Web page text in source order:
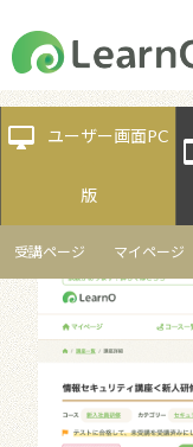
desktop_mac ユーザー画面PC
版
受講ページ マイページ